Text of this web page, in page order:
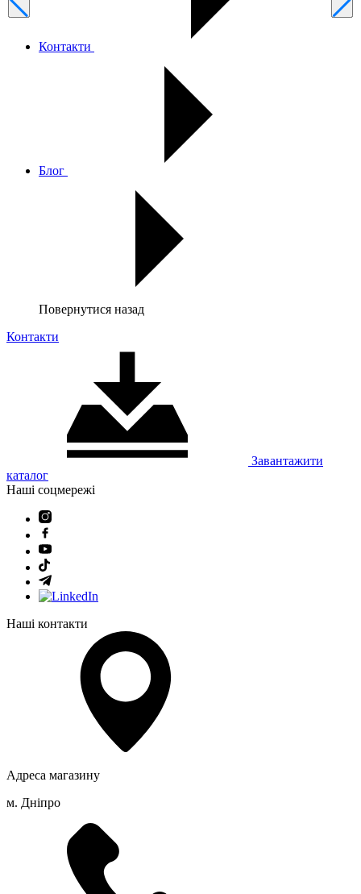
Контакти
Блог
Повернутися назад
Контакти
Завантажити
каталог
Наші соцмережі
Наші контакти
Адреса магазину
м. Дніпро